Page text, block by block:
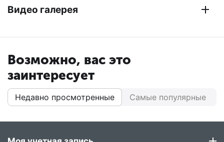
Видео галерея
Возможно, вас это
заинтересует
Недавно просмотренные Самые популярные